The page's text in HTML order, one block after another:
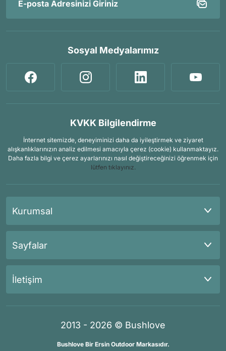
Sosyal Medyalarımız
KVKK Bilgilendirme
İnternet sitemizde, deneyiminizi daha da iyileştirmek ve ziyaret
alışkanlıklarınızın analiz edilmesi amacıyla çerez (cookie) kullanmaktayız.
Daha fazla bilgi ve çerez ayarlarınızı nasıl değiştireceğinizi öğrenmek için
lütfen tıklayınız.
Kurumsal
Sayfalar
İletişim
2013 - 2026 © Bushlove
Bushlove Bir Ersin Outdoor Markasıdır.